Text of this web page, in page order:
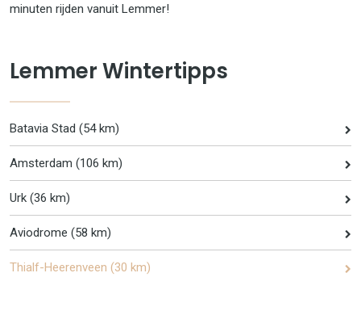
minuten rijden vanuit Lemmer!
Lemmer Wintertipps
Batavia Stad (54 km)
Amsterdam (106 km)
Urk (36 km)
Aviodrome (58 km)
Thialf-Heerenveen (30 km)